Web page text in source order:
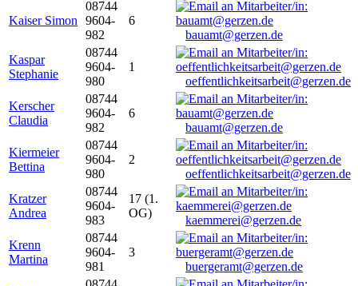
Kaiser Simon
08744
9604-
982
6
bauamt@gerzen.de
Kaspar
Stephanie
08744
9604-
980
1
oeffentlichkeitsarbeit@gerzen.de
Kerscher
Claudia
08744
9604-
982
6
bauamt@gerzen.de
Kiermeier
Bettina
08744
9604-
980
2
oeffentlichkeitsarbeit@gerzen.de
Kratzer
Andrea
08744
9604-
983
17 (1.
OG)
kaemmerei@gerzen.de
Krenn
Martina
08744
9604-
981
3
buergeramt@gerzen.de